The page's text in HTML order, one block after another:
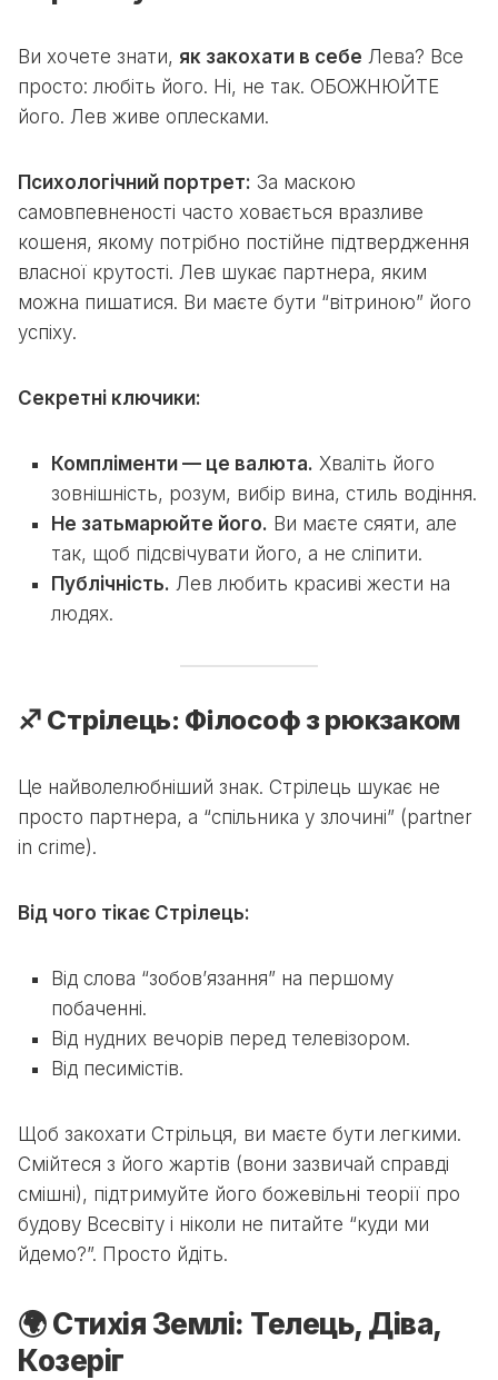
Ви хочете знати, як закохати в себе Лева? Все
просто: любіть його. Ні, не так. ОБОЖНЮЙТЕ
його. Лев живе оплесками.
Психологічний портрет: За маскою
самовпевненості часто ховається вразливе
кошеня, якому потрібно постійне підтвердження
власної крутості. Лев шукає партнера, яким
можна пишатися. Ви маєте бути “вітриною” його
успіху.
Секретні ключики:
Компліменти — це валюта. Хваліть його
зовнішність, розум, вибір вина, стиль водіння.
Не затьмарюйте його. Ви маєте сяяти, але
так, щоб підсвічувати його, а не сліпити.
Публічність. Лев любить красиві жести на
людях.
♐ Стрілець: Філософ з рюкзаком
Це найволелюбніший знак. Стрілець шукає не
просто партнера, а “спільника у злочині” (partner
in crime).
Від чого тікає Стрілець:
Від слова “зобов’язання” на першому
побаченні.
Від нудних вечорів перед телевізором.
Від песимістів.
Щоб закохати Стрільця, ви маєте бути легкими.
Смійтеся з його жартів (вони зазвичай справді
смішні), підтримуйте його божевільні теорії про
будову Всесвіту і ніколи не питайте “куди ми
йдемо?”. Просто йдіть.
🌍 Стихія Землі: Телець, Діва,
Козеріг